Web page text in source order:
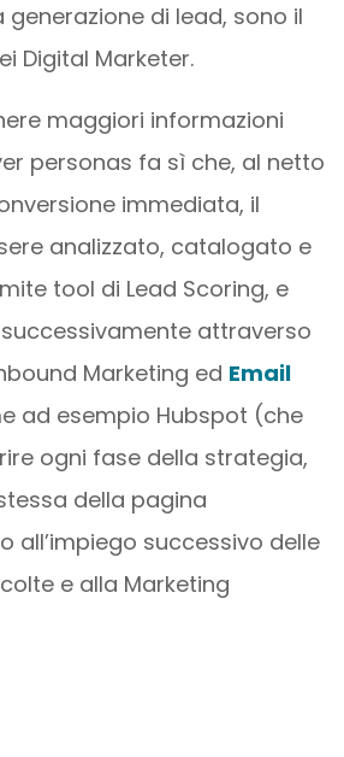
di lead, sono il
Digital Marketer.
maggiori informazioni
personas fa sì che, al netto
immediata, il
analizzato, catalogato e
tool di Lead Scoring, e
attraverso
Marketing ed Email
ad esempio Hubspot (che
ogni fase della strategia,
della pagina
all’impiego successivo delle
e alla Marketing